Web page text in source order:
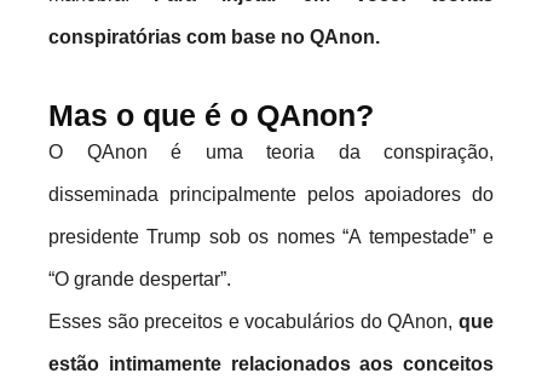
conspiratórias com base no QAnon.
Mas o que é o QAnon?
O QAnon é uma teoria da conspiração,
disseminada principalmente pelos apoiadores do
presidente Trump sob os nomes “A tempestade” e
“O grande despertar”.
Esses são preceitos e vocabulários do QAnon, que
estão intimamente relacionados aos conceitos